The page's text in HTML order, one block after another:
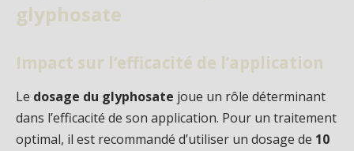
glyphosate
Impact sur l’efficacité de l’application
Le dosage du glyphosate joue un rôle déterminant
dans l’efficacité de son application. Pour un traitement
optimal, il est recommandé d’utiliser un dosage de 10